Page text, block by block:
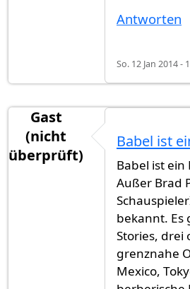
Antworten
So. 12 Jan 2014 -
Gast
(nicht
überprüft)
Babel ist
Babel ist ein
Außer Brad
bekannt. Es
Stories, drei
grenznahe
Mexico,